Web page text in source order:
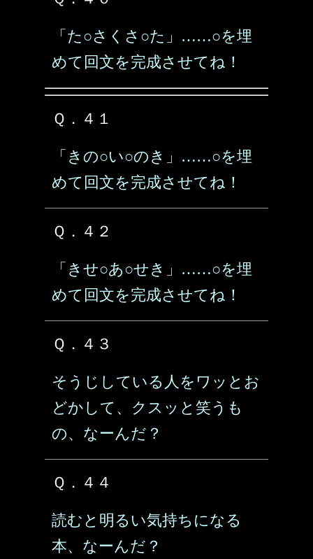
「た○さくさ○た」……○を埋
めて回文を完成させてね！
Ｑ．４１
「きの○い○のき」……○を埋
めて回文を完成させてね！
Ｑ．４２
「きせ○あ○せき」……○を埋
めて回文を完成させてね！
Ｑ．４３
そうじしている人をワッとお
どかして、クスッと笑うも
の、なーんだ？
Ｑ．４４
読むと明るい気持ちになる
本、なーんだ？